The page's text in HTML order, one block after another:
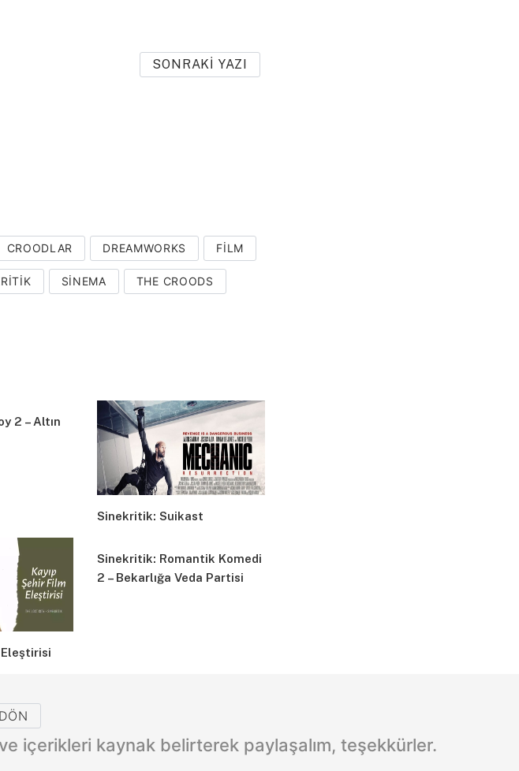
SONRAKI YAZI
CROODLAR DREAMWORKS FILM
SINEMA THE CROODS
2 – Altın
Sinekritik: Suikast
Eleştirisi
Sinekritik: Romantik Komedi
2 – Bekarlığa Veda Partisi
içerikleri kaynak belirterek paylaşalım, teşekkürler.